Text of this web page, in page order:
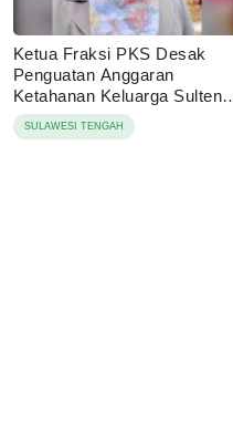
Ketua Fraksi PKS Desak
Penguatan Anggaran
Ketahanan Keluarga Sulteng
2027
SULAWESI TENGAH